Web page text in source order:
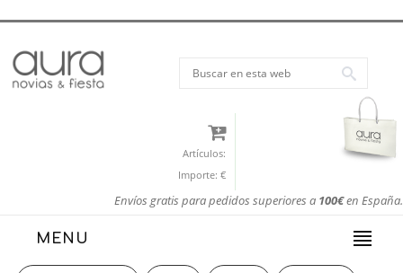
Artículos:
Importe: €
Envíos gratis para pedidos superiores a 100€en España.
MENU